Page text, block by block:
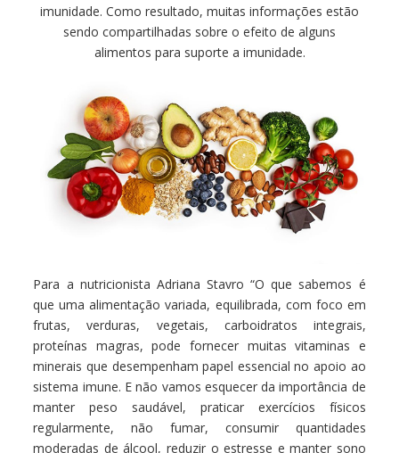
imunidade. Como resultado, muitas informações estão
sendo compartilhadas sobre o efeito de alguns
alimentos para suporte a imunidade.
Para a nutricionista Adriana Stavro “O que sabemos é
que uma alimentação variada, equilibrada, com foco em
frutas, verduras, vegetais, carboidratos integrais,
proteínas magras, pode fornecer muitas vitaminas e
minerais que desempenham papel essencial no apoio ao
sistema imune. E não vamos esquecer da importância de
manter peso saudável, praticar exercícios físicos
regularmente, não fumar, consumir quantidades
moderadas de álcool, reduzir o estresse e manter sono